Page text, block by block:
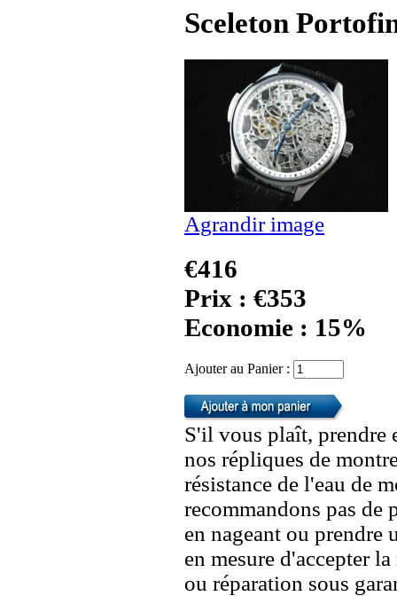
Sceleton
Agrandir image
€416
Prix : €353
Economie : 15%
Ajouter au Panier :
S'il vous plaît, prendre
nos répliques de
résistance de l'eau de
recommandons pas de
en nageant ou prendre
en mesure d'accepter
ou réparation sous